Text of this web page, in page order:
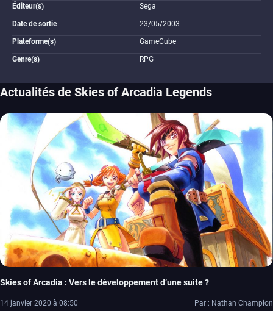
Éditeur(s) Sega
Date de sortie 23/05/2003
Plateforme(s) GameCube
Genre(s) RPG
Actualités de Skies of Arcadia Legends
Skies of Arcadia : Vers le développement d’une suite ?
14 janvier 2020 à 08:50 Par : Nathan Champion